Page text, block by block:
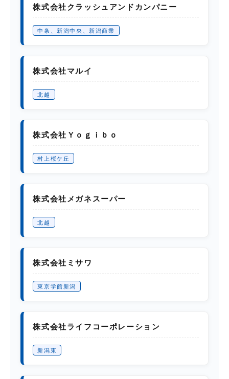
株式会社クラッシュアンドカンパニー
中条、新潟中央、新潟商業
株式会社マルイ
北越
株式会社Ｙｏｇｉｂｏ
村上桜ケ丘
株式会社メガネスーパー
北越
株式会社ミサワ
東京学館新潟
株式会社ライフコーポレーション
新潟東